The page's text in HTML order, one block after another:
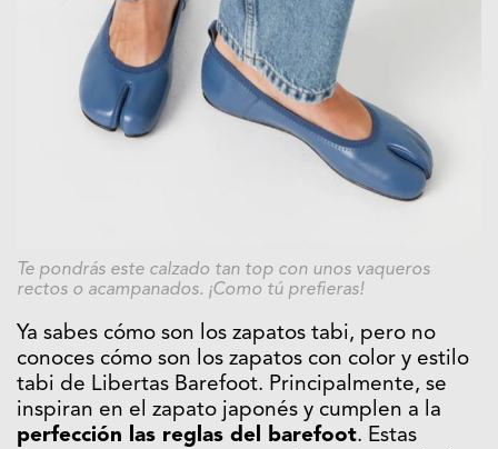
Te pondrás este calzado tan top con unos vaqueros
rectos o acampanados. ¡Como tú prefieras!
Ya sabes cómo son los zapatos tabi, pero no
conoces cómo son los zapatos con color y estilo
tabi de Libertas Barefoot. Principalmente, se
inspiran en el zapato japonés y cumplen a la
perfección las reglas del barefoot. Estas